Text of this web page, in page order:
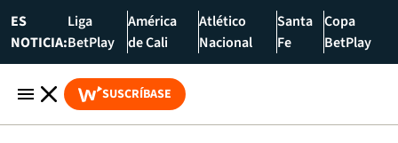
ES
NOTICIA:
Liga
BetPlay
América
de Cali
Atlético
Nacional
Santa
Fe
Copa
BetPlay
SUSCRÍBASE